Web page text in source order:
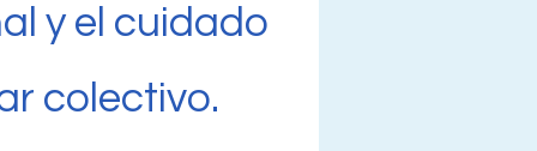
y el cuidado
colectivo.